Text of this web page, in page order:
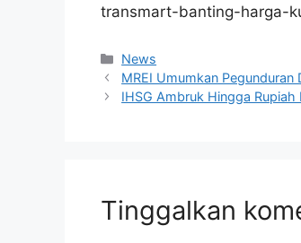
transmart-banting-harga-
Kategori
News
MREI Umumkan Pegunduran
IHSG Ambruk Hingga
Tinggalkan